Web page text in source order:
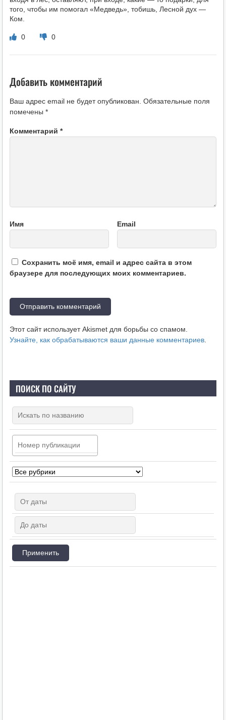
того, чтобы им помогал «Медведь», тобишь, Лесной дух —
Ком.
0 0
Добавить комментарий
Ваш адрес email не будет опубликован. Обязательные поля
помечены *
Комментарий *
Имя Email
Сохранить моё имя, email и адрес сайта в этом
браузере для последующих моих комментариев.
Этот сайт использует Akismet для борьбы со спамом.
Узнайте, как обрабатываются ваши данные комментариев.
ПОИСК ПО САЙТУ